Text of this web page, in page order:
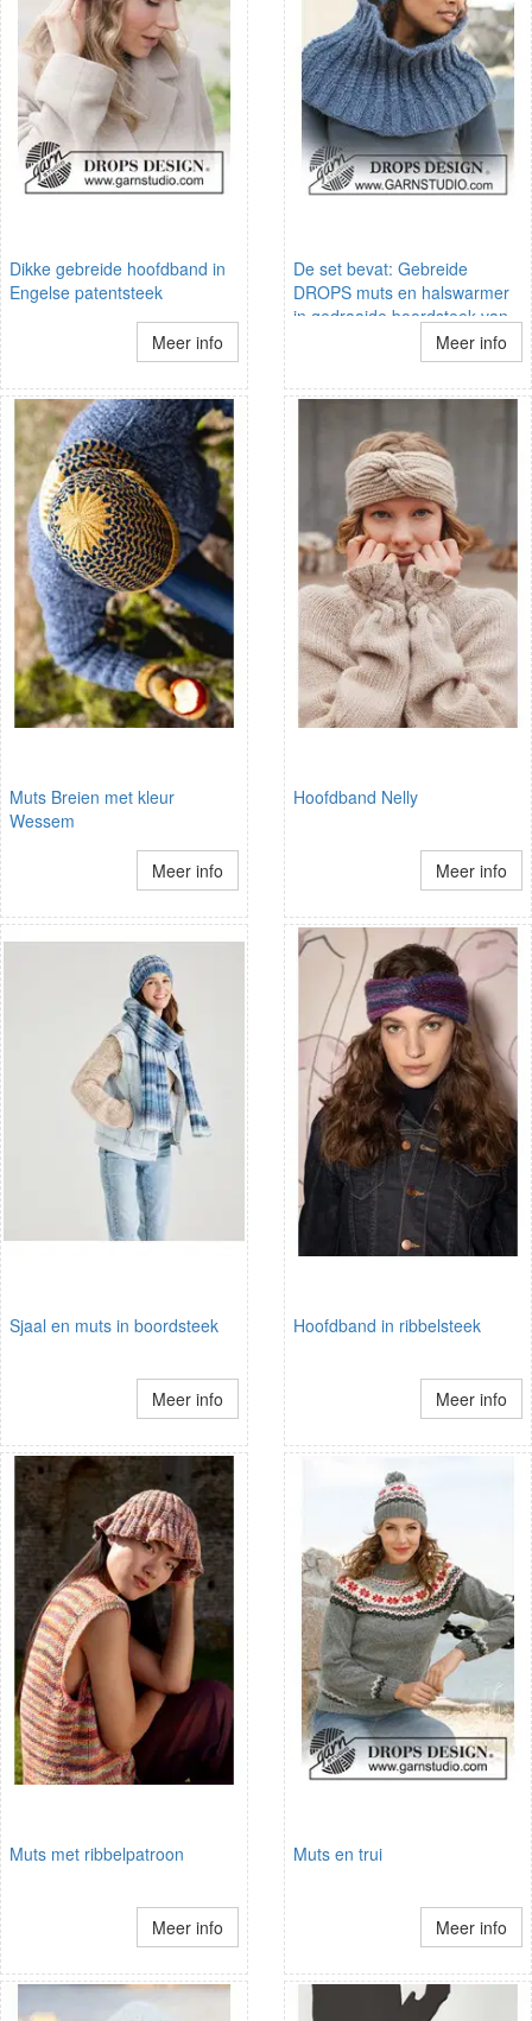
Dikke gebreide hoofdband in
Engelse patentsteek
Meer info
De set bevat: Gebreide
DROPS muts en halswarmer
in gedraaide boordsteek van
Meer info
Muts Breien met kleur
Wessem
Meer info
Hoofdband Nelly
Meer info
Sjaal en muts in boordsteek
Meer info
Hoofdband in ribbelsteek
Meer info
Muts met ribbelpatroon
Meer info
Muts en trui
Meer info